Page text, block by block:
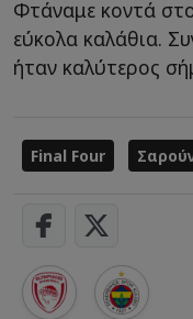
Φτάναμε κοντά
εύκολα καλάθια.
ήταν καλύτερος
Final Four